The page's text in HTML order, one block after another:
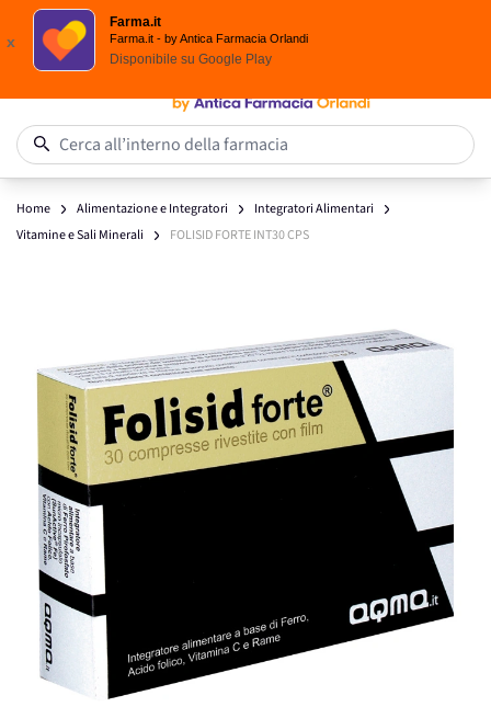
Spedizione
x
Farma.it
Farma.it - by Antica Farmacia Orlandi
Disponibile su Google Play
Salta al contenuto
Cerca all’interno della farmacia
Home Alimentazione e Integratori
Integratori Alimentari
Vitamine e Sali Minerali
FOLISID FORTE INT30 CPS